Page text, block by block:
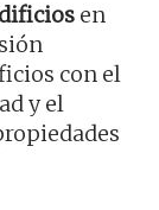
en
con el
y el